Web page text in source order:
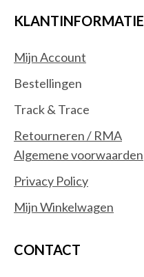
KLANTINFORMATIE
Mijn Account
Bestellingen
Track & Trace
Retourneren / RMA
Algemene voorwaarden
Privacy Policy
Mijn Winkelwagen
CONTACT